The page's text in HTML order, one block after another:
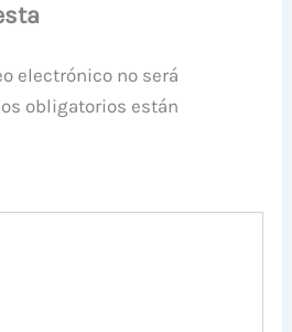
electrónico no será
obligatorios están